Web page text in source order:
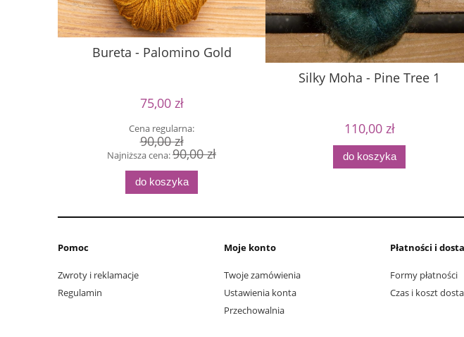
Bureta - Palomino Gold
75,00 zł
Cena regularna:
90,00 zł
Najniższa cena:90,00 zł
do koszyka
Silky Moha - Pine Tree 1
110,00 zł
do koszyka
Pomoc
Zwroty i reklamacje
Regulamin
Moje konto
Twoje zamówienia
Ustawienia konta
Przechowalnia
Płatności i
Formy płatności
Czas i koszt